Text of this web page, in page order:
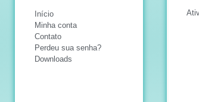
Início
Minha conta
Contato
Perdeu sua senha?
Downloads